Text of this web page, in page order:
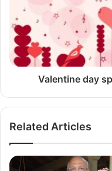
म्हत्वाचीं थळां म्हूण बेगीन
आठवे गोंय विधानसभेच्या दुसऱ्या
अधिसुचोवणी दितले अशें
सुवातींची राखण, सांबाळ आनी
उबारतले अशें तांणी म्हाका
कारवाय सुरू करूंक ना अशें युरी
Valentine day
Related Articles